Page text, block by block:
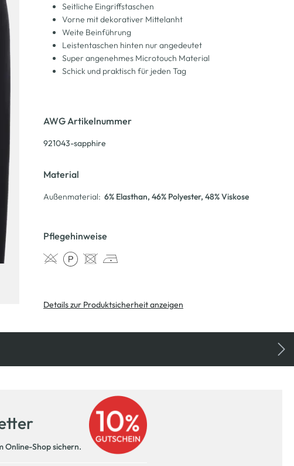
Seitliche Eingriffstaschen
Vorne mit dekorativer Mittelanht
Weite Beinführung
Leistentaschen hinten nur angedeutet
Super angenehmes Microtouch Material
Schick und praktisch für jeden Tag
AWG Artikelnummer
921043-sapphire
Material
Außenmaterial: 6% Elasthan, 46% Polyester, 48% Viskose
Pflegehinweise
Details zur Produktsicherheit anzeigen
Online-Shop sichern.